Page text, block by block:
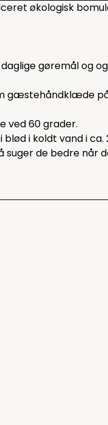
økologisk
gøremål og
gæstehåndklæde
ved 60 grader.
i koldt vand i ca.
suger de bedre når